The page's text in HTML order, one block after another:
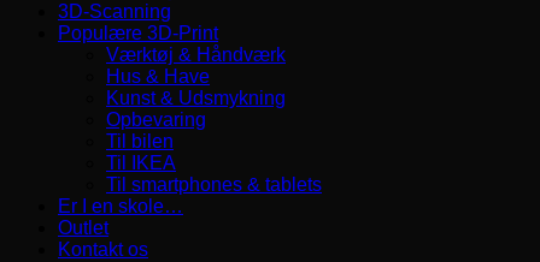
3D-Scanning
Populære 3D-Print
Værktøj & Håndværk
Hus & Have
Kunst & Udsmykning
Opbevaring
Til bilen
Til IKEA
Til smartphones & tablets
Er I en skole…
Outlet
Kontakt os